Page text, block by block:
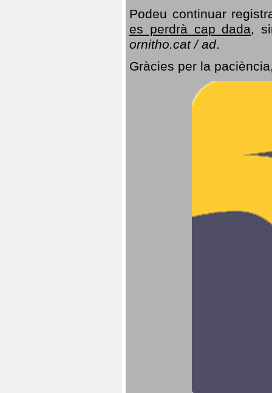
Podeu continuar
es perdrà cap dada,
ornitho.cat / ad.
Gràcies per la